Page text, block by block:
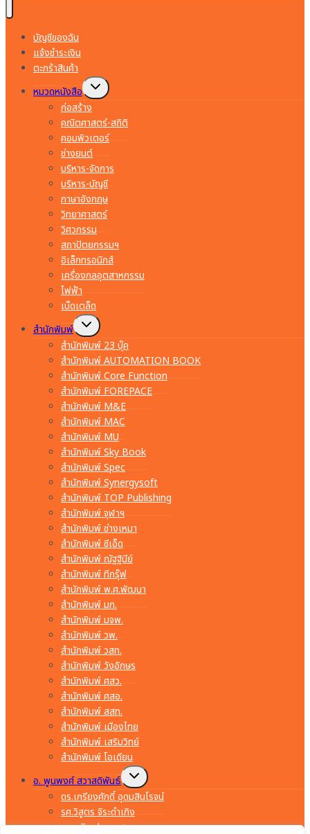
บัญชีของฉัน
แจ้งชำระเงิน
ตะกร้าสินค้า
หมวดหนังสือ
Toggle
child
menu
ก่อสร้าง
คณิตศาสตร์-สถิติ
คอมพิวเตอร์
ช่างยนต์
บริหาร-จัดการ
บริหาร-บัญชี
ภาษาอังกฤษ
วิทยาศาสตร์
วิศวกรรม
สถาปัตยกรรมฯ
อิเล็กทรอนิกส์
เครื่องกลอุตสาหกรรม
ไฟฟ้า
เบ็ดเตล็ด
สำนักพิมพ์
Toggle
child
menu
สำนักพิมพ์ 23 บุ๊ค
สำนักพิมพ์ AUTOMATION BOOK
สำนักพิมพ์ Core Function
สำนักพิมพ์ FOREPACE
สำนักพิมพ์ M&E
สำนักพิมพ์ MAC
สำนักพิมพ์ MU
สำนักพิมพ์ Sky Book
สำนักพิมพ์ Spec
สำนักพิมพ์ Synergysoft
สำนักพิมพ์ TOP Publishing
สำนักพิมพ์ จุฬาฯ
สำนักพิมพ์ ช่างเหมา
สำนักพิมพ์ ซีเอ็ด
สำนักพิมพ์ ณัฐฐินีย์
สำนักพิมพ์ ทีกรุ๊ฟ
สำนักพิมพ์ พ.ศ.พัฒนา
สำนักพิมพ์ มก.
สำนักพิมพ์ มจพ.
สำนักพิมพ์ วพ.
สำนักพิมพ์ วสท.
สำนักพิมพ์ วังอักษร
สำนักพิมพ์ ศสว.
สำนักพิมพ์ ศสอ.
สำนักพิมพ์ สสท.
สำนักพิมพ์ เมืองไทย
สำนักพิมพ์ เสริมวิทย์
สำนักพิมพ์ โอเดียน
อ. พูนพงศ์ สวาสดิพันธ์
Toggle
child
menu
ดร.เกรียงศักดิ์ อุดมสินโรจน์
รศ.วิสูตร จิระดำเกิง
อ.พรจิต ประทุมสุวรรณ